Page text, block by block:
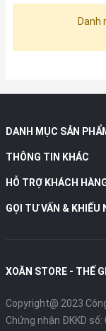
Danh
DANH MỤC SẢN
THÔNG TIN KHÁC
HỖ TRỢ KHÁCH
GỌI TƯ VẤN & KHIẾU
XOĂN STORE - THẾ
Copyright@ 2023
Chứng nhận ĐKKD